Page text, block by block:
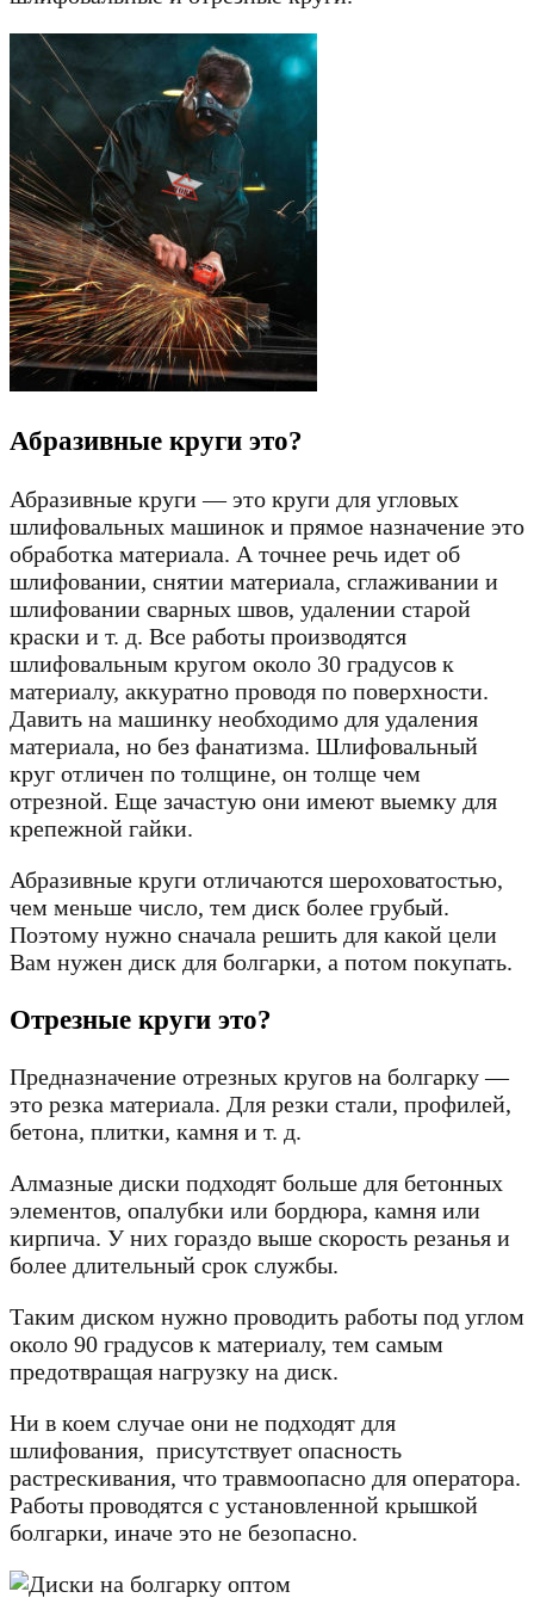
Абразивные круги это?
Абразивные круги — это круги для угловых
шлифовальных машинок и прямое назначение это
обработка материала. А точнее речь идет об
шлифовании, снятии материала, сглаживании и
шлифовании сварных швов, удалении старой
краски и т. д. Все работы производятся
шлифовальным кругом около 30 градусов к
материалу, аккуратно проводя по поверхности.
Давить на машинку необходимо для удаления
материала, но без фанатизма. Шлифовальный
круг отличен по толщине, он толще чем
отрезной. Еще зачастую они имеют выемку для
крепежной гайки.
Абразивные круги отличаются шероховатостью,
чем меньше число, тем диск более грубый.
Поэтому нужно сначала решить для какой цели
Вам нужен диск для болгарки, а потом покупать.
Отрезные круги это?
Предназначение отрезных кругов на болгарку —
это резка материала. Для резки стали, профилей,
бетона, плитки, камня и т. д.
Алмазные диски подходят больше для бетонных
элементов, опалубки или бордюра, камня или
кирпича. У них гораздо выше скорость резанья и
более длительный срок службы.
Таким диском нужно проводить работы под углом
около 90 градусов к материалу, тем самым
предотвращая нагрузку на диск.
Ни в коем случае они не подходят для
шлифования, присутствует опасность
растрескивания, что травмоопасно для оператора.
Работы проводятся с установленной крышкой
болгарки, иначе это не безопасно.